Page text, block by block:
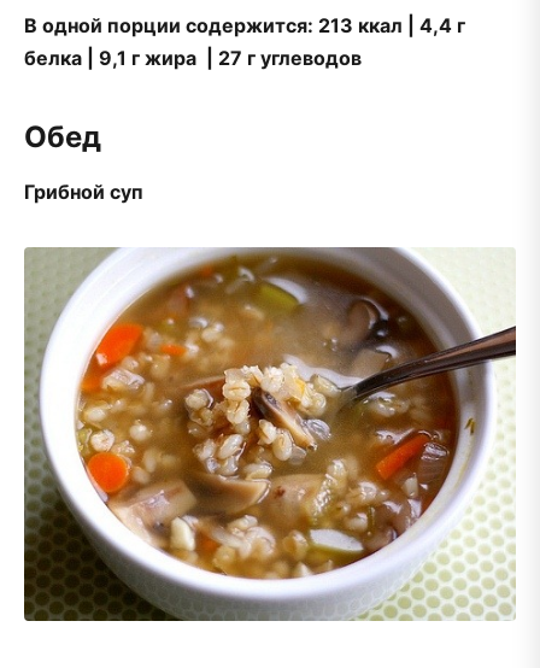
В одной порции содержится: 213 ккал | 4,4 г
белка | 9,1 г жира | 27 г углеводов
Обед
Грибной суп